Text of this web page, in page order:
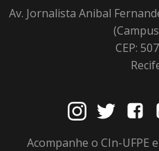
Av. Jornalista Anibal
CEP:
Acompanhe o CIn-UFPE